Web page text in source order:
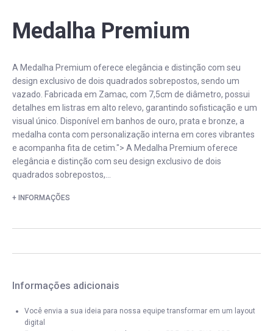
Medalha Premium
A Medalha Premium oferece elegância e distinção com seu
design exclusivo de dois quadrados sobrepostos, sendo um
vazado. Fabricada em Zamac, com 7,5cm de diâmetro, possui
detalhes em listras em alto relevo, garantindo sofisticação e um
visual único. Disponível em banhos de ouro, prata e bronze, a
medalha conta com personalização interna em cores vibrantes
e acompanha fita de cetim."> A Medalha Premium oferece
elegância e distinção com seu design exclusivo de dois
quadrados sobrepostos,...
+ INFORMAÇÕES
Informações adicionais
Você envia a sua ideia para nossa equipe transformar em um layout
digital